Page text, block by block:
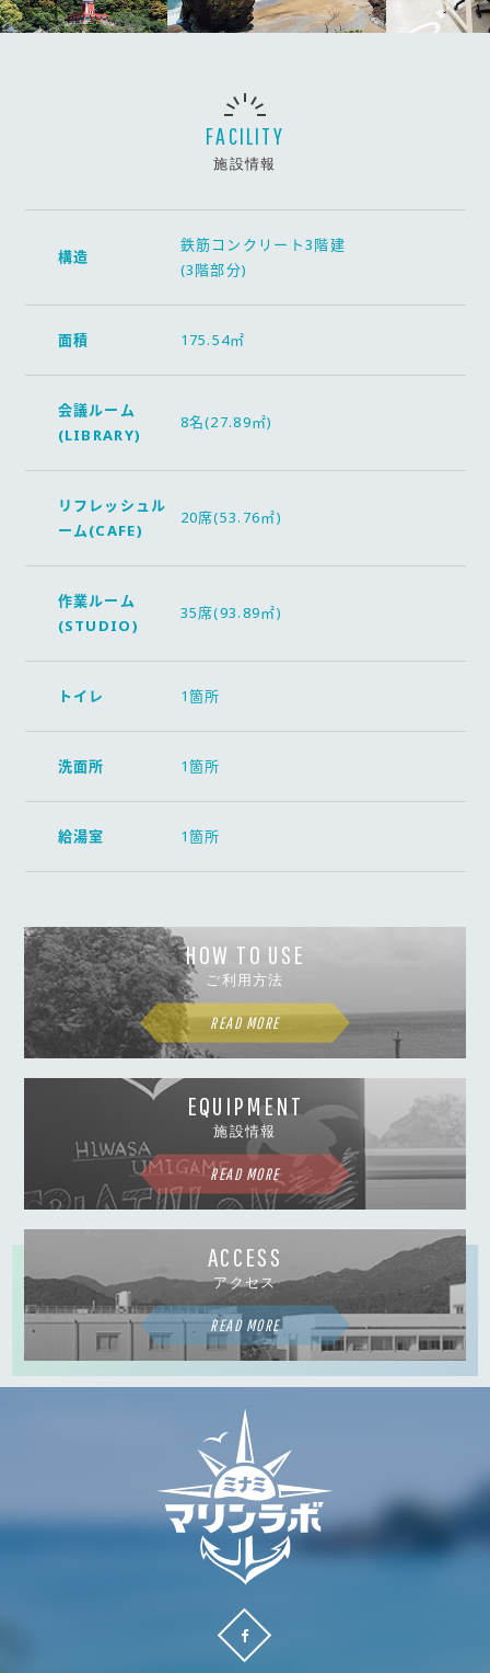
FACILITY
施設情報
構造
鉄筋コンクリート3階建
(3階部分)
面積 175.54㎡
会議ルーム
(LIBRARY)
8名(27.89㎡)
リフレッシュル
ーム(CAFE)
20席(53.76㎡)
作業ルーム
(STUDIO)
35席(93.89㎡)
トイレ 1箇所
洗面所 1箇所
給湯室 1箇所
HOW TO USE
ご利用方法
READ MORE
EQUIPMENT
施設情報
READ MORE
ACCESS
アクセス
READ MORE